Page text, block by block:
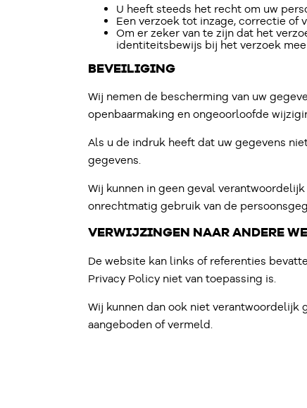
U heeft steeds het recht om uw
Een verzoek tot inzage, correctie of
Om er zeker van te zijn dat het
identiteitsbewijs bij het verzoek
BEVEILIGING
Wij nemen de bescherming van uw
openbaarmaking en ongeoorloofde
Als u de indruk heeft dat uw gegevens
gegevens.
Wij kunnen in geen geval
onrechtmatig gebruik van de
VERWIJZINGEN NAAR ANDERE
De website kan links of referenties
Privacy Policy niet van toepassing is.
Wij kunnen dan ook niet
aangeboden of vermeld.